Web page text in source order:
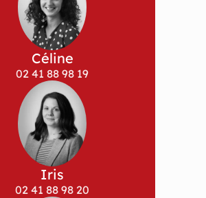
Céline
02 41 88 98 19
Iris
02 41 88 98 20